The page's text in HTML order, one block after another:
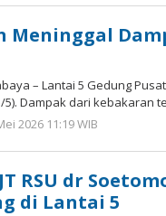
Meninggal
– Lantai 5 Gedung
5). Dampak dari kebakaran
2026 11:19 WIB
RSU dr
di Lantai 5